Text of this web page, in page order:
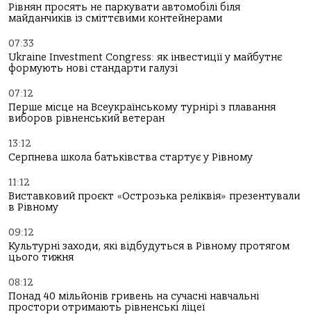
Рівнян просять не паркувати автомобілі біля
майданчиків із сміттєвими контейнерами
07:33
Ukraine Investment Congress: як інвестиції у майбутнє
формують нові стандарти галузі
07:12
Перше місце на Всеукраїнському турнірі з плавання
виборов рівненський ветеран
13:12
Серпнева школа батьківства стартує у Рівному
11:12
Виставковий проєкт «Острозька реліквія» презентували
в Рівному
09:12
Культурні заходи, які відбудуться в Рівному протягом
цього тижня
08:12
Понад 40 мільйонів гривень на сучасні навчальні
простори отримають рівненські ліцеї